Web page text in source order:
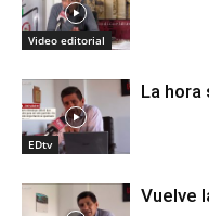
Video editorial
EDtv
La hora
Vuelve